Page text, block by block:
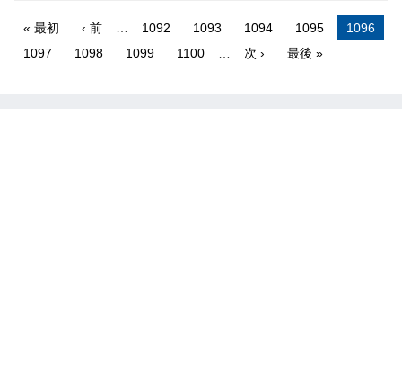
« 最初 ‹ 前 … 1092 1093 1094 1095
1096
1097
1098 1099 1100 … 次 › 最後 »